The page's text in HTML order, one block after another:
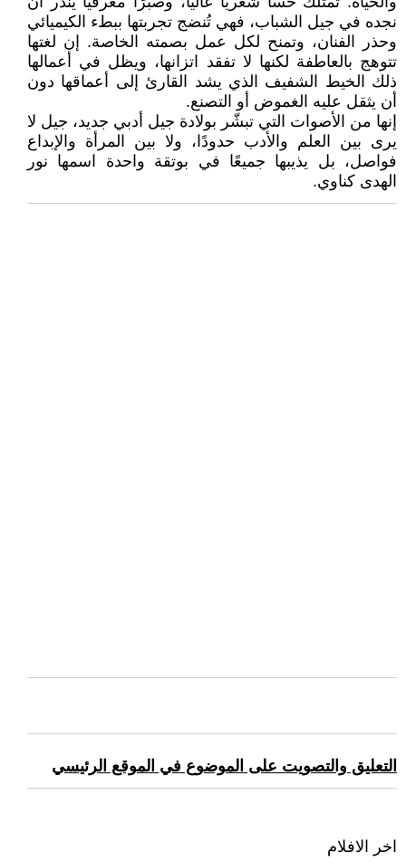
نجده في جيل الشباب، فهي تُنضج تجربتها ببطء الكيميائي
وحذر الفنان، وتمنح لكل عمل بصمته الخاصة. إن لغتها
تتوهج بالعاطفة لكنها لا تفقد اتزانها، ويظل في أعمالها
ذلك الخيط الشفيف الذي يشد القارئ إلى أعماقها دون
أن يثقل عليه الغموض أو التصنع.
إنها من الأصوات التي تبشّر بولادة جيل أدبي جديد، جيل لا
يرى بين العلم والأدب حدودًا، ولا بين المرأة والإبداع
فواصل، بل يذيبها جميعًا في بوتقة واحدة اسمها نور
الهدى كناوي.
التعليق والتصويت على الموضوع في الموقع الرئيسي
اخر الافلام